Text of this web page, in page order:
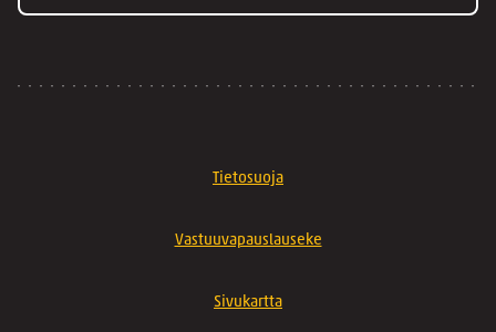
Tietosuoja
Vastuuvapauslauseke
Sivukartta